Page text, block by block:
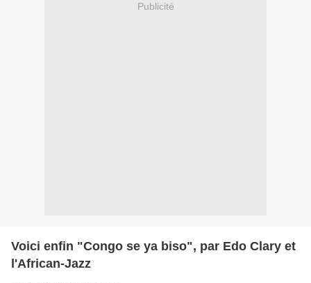
Publicité
Voici enfin "Congo se ya biso", par Edo Clary et
l'African-Jazz